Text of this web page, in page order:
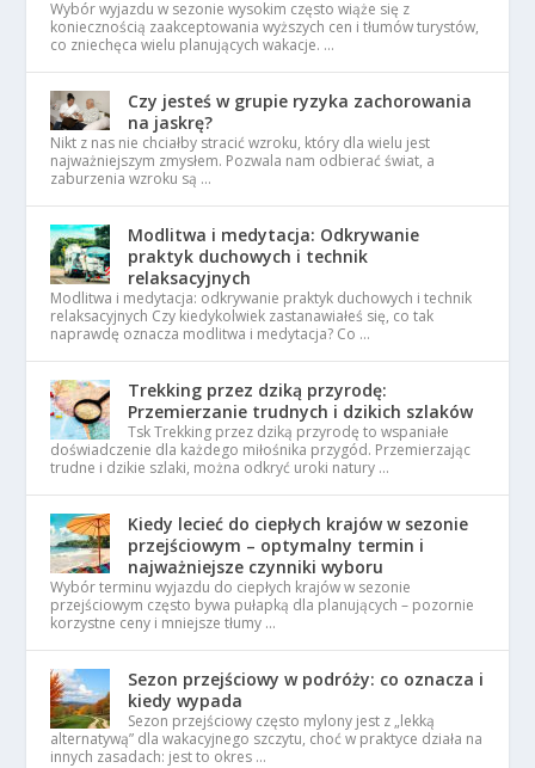
Wybór wyjazdu w sezonie wysokim często wiąże się z
koniecznością zaakceptowania wyższych cen i tłumów turystów,
co zniechęca wielu planujących wakacje. …
Czy jesteś w grupie ryzyka zachorowania
na jaskrę?
Nikt z nas nie chciałby stracić wzroku, który dla wielu jest
najważniejszym zmysłem. Pozwala nam odbierać świat, a
zaburzenia wzroku są …
Modlitwa i medytacja: Odkrywanie
praktyk duchowych i technik
relaksacyjnych
Modlitwa i medytacja: odkrywanie praktyk duchowych i technik
relaksacyjnych Czy kiedykolwiek zastanawiałeś się, co tak
naprawdę oznacza modlitwa i medytacja? Co …
Trekking przez dziką przyrodę:
Przemierzanie trudnych i dzikich szlaków
Tsk Trekking przez dziką przyrodę to wspaniałe
doświadczenie dla każdego miłośnika przygód. Przemierzając
trudne i dzikie szlaki, można odkryć uroki natury …
Kiedy lecieć do ciepłych krajów w sezonie
przejściowym – optymalny termin i
najważniejsze czynniki wyboru
Wybór terminu wyjazdu do ciepłych krajów w sezonie
przejściowym często bywa pułapką dla planujących – pozornie
korzystne ceny i mniejsze tłumy …
Sezon przejściowy w podróży: co oznacza i
kiedy wypada
Sezon przejściowy często mylony jest z „lekką
alternatywą” dla wakacyjnego szczytu, choć w praktyce działa na
innych zasadach: jest to okres …